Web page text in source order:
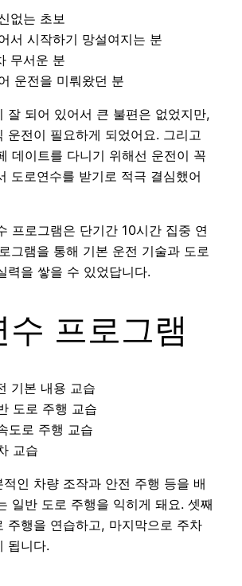
없는 초보
서 시작하기 망설여지는 분
무서운 분
운전을 미뤄왔던 분
잘 되어 있어서 큰 불편은 없었지만,
운전이 필요하게 되었어요. 그리고
데이트를 다니기 위해선 운전이 꼭
도로연수를 받기로 적극 결심했어
프로그램은 단기간 10시간 집중 연
그램을 통해 기본 운전 기술과 도로
력을 쌓을 수 있었답니다.
수 프로그램
기본 내용 교습
도로 주행 교습
도로 주행 교습
교습
인 차량 조작과 안전 주행 등을 배
일반 도로 주행을 익히게 돼요. 셋째
주행을 연습하고, 마지막으로 주차
됩니다.